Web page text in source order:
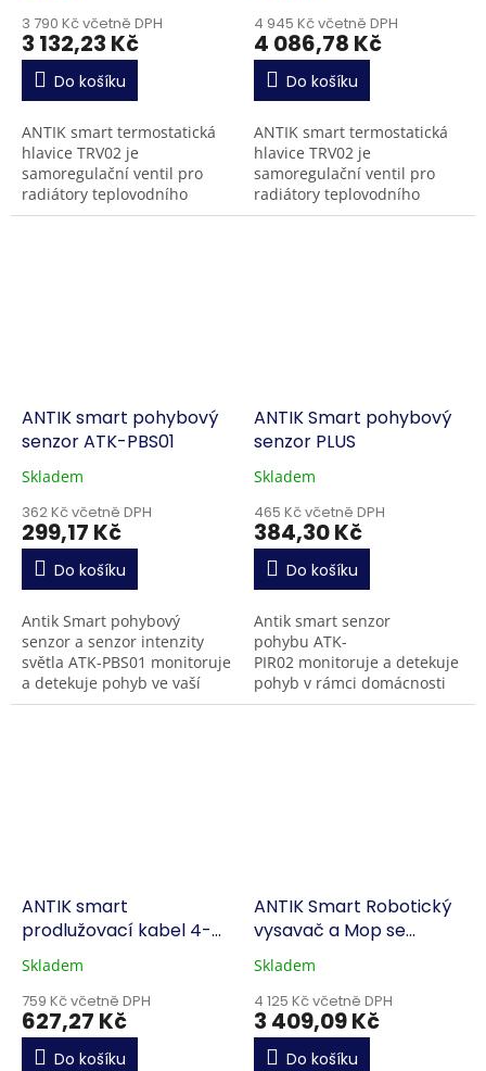
3 790 Kč včetně DPH
3 132,23 Kč
Do košíku
ANTIK smart termostatická
hlavice TRV02 je
samoregulační ventil pro
radiátory teplovodního
vytápění v bytech nebo
4 945 Kč včetně DPH
4 086,78 Kč
Do košíku
ANTIK smart termostatická
hlavice TRV02 je
samoregulační ventil pro
radiátory teplovodního
vytápění v bytech nebo
ANTIK smart pohybový
senzor ATK-PBS01
Skladem
362 Kč včetně DPH
299,17 Kč
Do košíku
Antik Smart pohybový
senzor a senzor intenzity
světla ATK-PBS01 monitoruje
a detekuje pohyb ve vaší
domácnosti, chatě nebo
ANTIK Smart pohybový
senzor PLUS
Skladem
465 Kč včetně DPH
384,30 Kč
Do košíku
Antik smart senzor
pohybu ATK-
PIR02 monitoruje a detekuje
pohyb v rámci domácnosti
nebo na chatě. V případě
ANTIK smart
prodlužovací kabel 4-
zásuvkový + 2 USB
Skladem
759 Kč včetně DPH
627,27 Kč
Do košíku
ANTIK Smart Robotický
vysavač a Mop se
zásobníkem RVC04C
Skladem
4 125 Kč včetně DPH
3 409,09 Kč
Do košíku